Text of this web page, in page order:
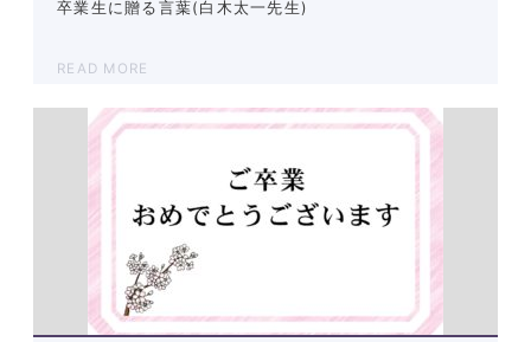
卒業生に贈る言葉(白木太一先生)
READ MORE